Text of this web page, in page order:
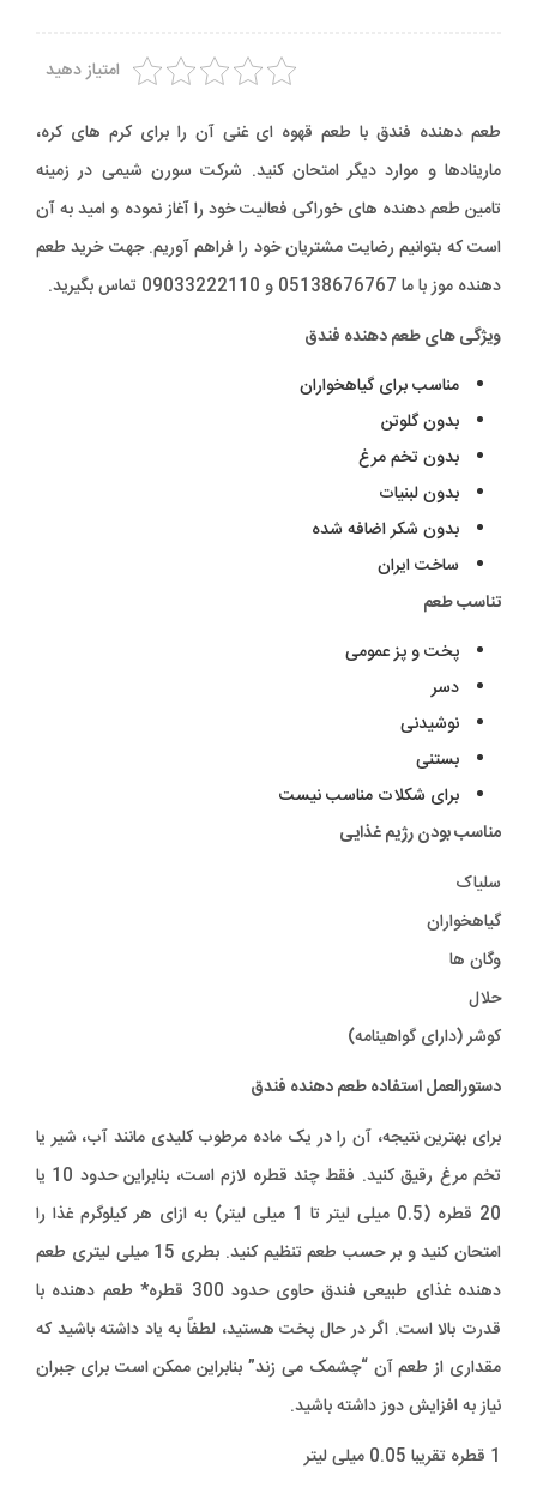
امتیاز دهید
طعم دهنده فندق با طعم قهوه ای غنی آن را برای کرم های کره،
مارینادها و موارد دیگر امتحان کنید. شرکت سورن شیمی در زمینه
تامین طعم دهنده های خوراکی فعالیت خود را آغاز نموده و امید به آن
است که بتوانیم رضایت مشتریان خود را فراهم آوریم. جهت خرید طعم
دهنده موز با ما 05138676767 و 09033222110 تماس بگیرید.
ویژگی های طعم دهنده فندق
مناسب برای گیاهخواران
بدون گلوتن
بدون تخم مرغ
بدون لبنیات
بدون شکر اضافه شده
ساخت ایران
تناسب طعم
پخت و پز عمومی
دسر
نوشیدنی
بستنی
برای شکلات مناسب نیست
مناسب بودن رژیم غذایی
سلیاک
گیاهخواران
وگان ها
حلال
کوشر (دارای گواهینامه)
دستورالعمل استفاده طعم دهنده فندق
برای بهترین نتیجه، آن را در یک ماده مرطوب کلیدی مانند آب، شیر یا
تخم مرغ رقیق کنید. فقط چند قطره لازم است، بنابراین حدود 10 یا
20 قطره (0.5 میلی لیتر تا 1 میلی لیتر) به ازای هر کیلوگرم غذا را
امتحان کنید و بر حسب طعم تنظیم کنید. بطری 15 میلی لیتری طعم
دهنده غذای طبیعی فندق حاوی حدود 300 قطره* طعم دهنده با
قدرت بالا است. اگر در حال پخت هستید، لطفاً به یاد داشته باشید که
مقداری از طعم آن “چشمک می زند” بنابراین ممکن است برای جبران
نیاز به افزایش دوز داشته باشید.
1 قطره تقریبا 0.05 میلی لیتر